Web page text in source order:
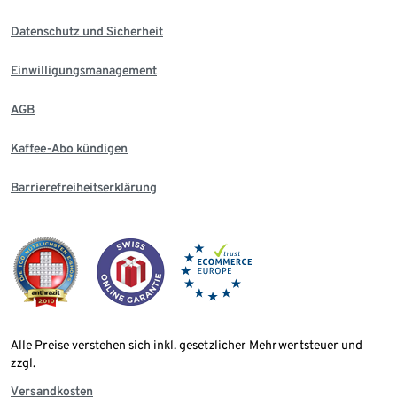
Datenschutz und Sicherheit
Einwilligungsmanagement
AGB
Kaffee-Abo kündigen
Barrierefreiheitserklärung
Alle Preise verstehen sich inkl. gesetzlicher Mehrwertsteuer und
zzgl.
Versandkosten